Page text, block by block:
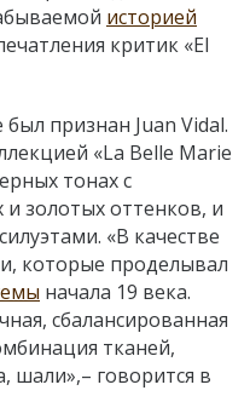
историей
критик «El
признан Juan Vidal.
«La Belle Marie
тонах с
золотых оттенков, и
«В качестве
которые проделывал
начала 19 века.
сбалансированная
тканей,
шали»,– говорится в